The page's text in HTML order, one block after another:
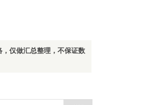
仅做汇总整理，不保证数